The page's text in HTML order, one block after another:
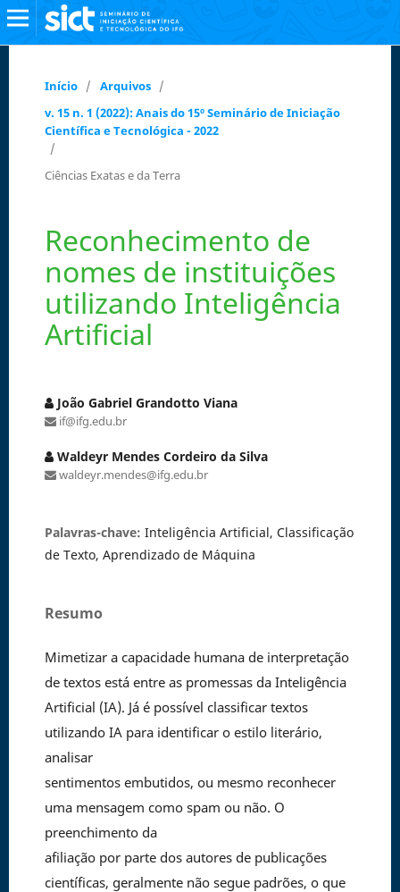
Início / Arquivos /
v. 15 n. 1 (2022): Anais do 15º Seminário de Iniciação
Científica e Tecnológica - 2022
/
Ciências Exatas e da Terra
Reconhecimento de
nomes de instituições
utilizando Inteligência
Artificial
João Gabriel Grandotto Viana
if@ifg.edu.br
Waldeyr Mendes Cordeiro da Silva
waldeyr.mendes@ifg.edu.br
Palavras-chave: Inteligência Artificial, Classificação
de Texto, Aprendizado de Máquina
Resumo
Mimetizar a capacidade humana de interpretação
de textos está entre as promessas da Inteligência
Artificial (IA). Já é possível classificar textos
utilizando IA para identificar o estilo literário,
analisar
sentimentos embutidos, ou mesmo reconhecer
uma mensagem como spam ou não. O
preenchimento da
afiliação por parte dos autores de publicações
científicas, geralmente não segue padrões, o que